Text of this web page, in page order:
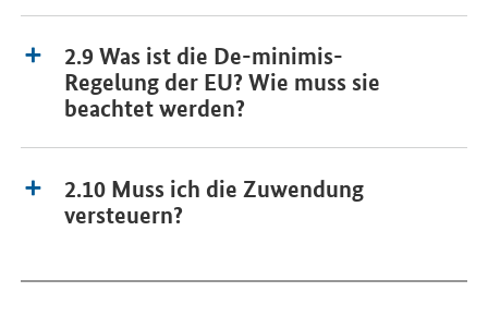
2.9 Was ist die De-minimis-
Regelung der EU? Wie muss sie
beachtet werden?
2.10 Muss ich die Zuwendung
versteuern?